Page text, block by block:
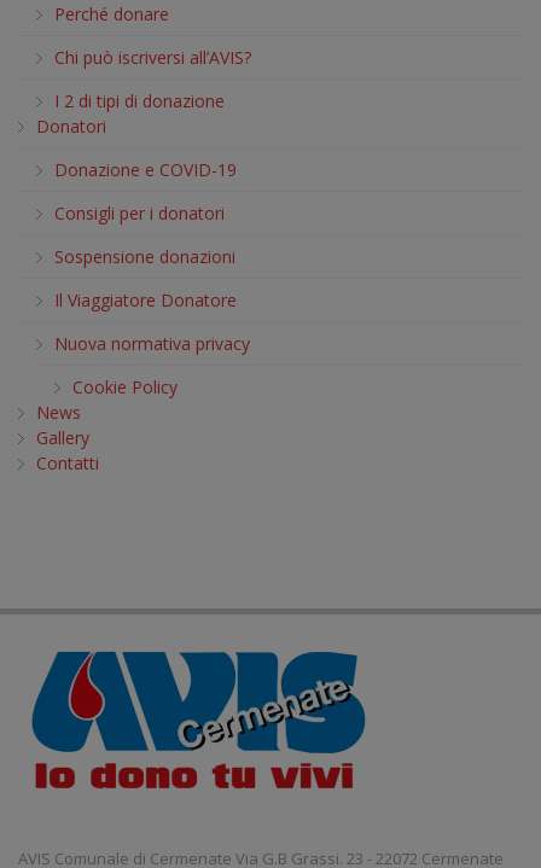
Perché donare
Chi può iscriversi all’AVIS?
I 2 di tipi di donazione
Donatori
Donazione e COVID-19
Consigli per i donatori
Sospensione donazioni
Il Viaggiatore Donatore
Nuova normativa privacy
Cookie Policy
News
Gallery
Contatti
AVIS Comunale di Cermenate Via G.B Grassi. 23 - 22072 Cermenate